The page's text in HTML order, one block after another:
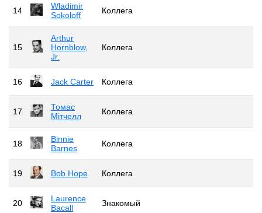
14
Wladimir
Sokoloff
Коллега
15
Arthur
Hornblow,
Jr.
Коллега
16 Jack Carter Коллега
17
Томас
Мітчелл
Коллега
18
Binnie
Barnes
Коллега
19 Bob Hope Коллега
20
Laurence
Bacall
Знакомый